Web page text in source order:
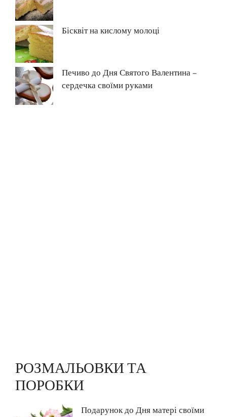
Бісквіт на кислому молоці
Печиво до Дня Святого Валентина –
сердечка своїми руками
РОЗМАЛЬОВКИ ТА
ПОРОБКИ
Подарунок до Дня матері своїми